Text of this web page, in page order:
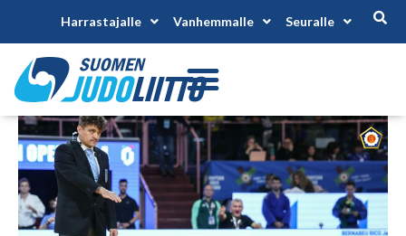
Harrastajalle Vanhemmalle Seuralle